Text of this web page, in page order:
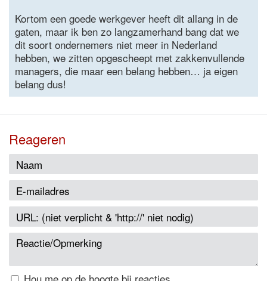
Kortom een goede werkgever heeft dit allang in de
gaten, maar ik ben zo langzamerhand bang dat we
dit soort ondernemers niet meer in Nederland
hebben, we zitten opgescheept met zakkenvullende
managers, die maar een belang hebben… ja eigen
belang dus!
Reageren